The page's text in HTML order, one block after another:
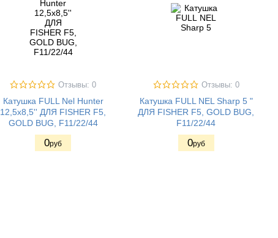
Отзывы: 0
Катушка FULL Nel Hunter
12,5x8,5'' ДЛЯ FISHER F5,
GOLD BUG, F11/22/44
0руб
Отзывы: 0
Катушка FULL NEL Sharp 5 "
ДЛЯ FISHER F5, GOLD BUG,
F11/22/44
0руб